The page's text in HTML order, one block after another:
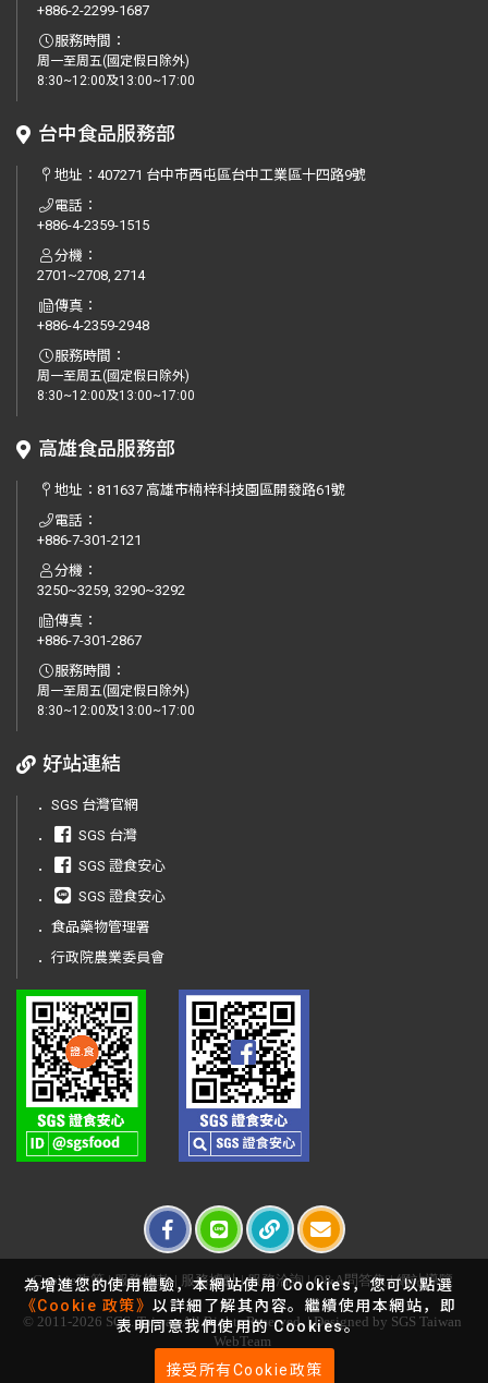
+886-2-2299-1687
服務時間：
周一至周五(國定假日除外)
8:30~12:00及13:00~17:00
台中食品服務部
地址：407271 台中市西屯區台中工業區十四路9號
電話：
+886-4-2359-1515
分機：
2701~2708, 2714
傳真：
+886-4-2359-2948
服務時間：
周一至周五(國定假日除外)
8:30~12:00及13:00~17:00
高雄食品服務部
地址：811637 高雄市楠梓科技園區開發路61號
電話：
+886-7-301-2121
分機：
3250~3259, 3290~3292
傳真：
+886-7-301-2867
服務時間：
周一至周五(國定假日除外)
8:30~12:00及13:00~17:00
好站連結
． SGS 台灣官網
．
SGS 台灣
．
SGS 證食安心
．
SGS 證食安心
． 食品藥物管理署
． 行政院農業委員會
Cookie政策 |服務條款 | 服務據點 |服務洽詢 |Q&A問答集 |網站導覽
© 2011-2026 SGS. Taiwan All Rights Reserved. | Designed by SGS Taiwan
WebTeam
為增進您的使用體驗，本網站使用 Cookies，您可以點選
《Cookie 政策》以詳細了解其內容。繼續使用本網站，即
表明同意我們使用的 Cookies。
接受所有Cookie政策